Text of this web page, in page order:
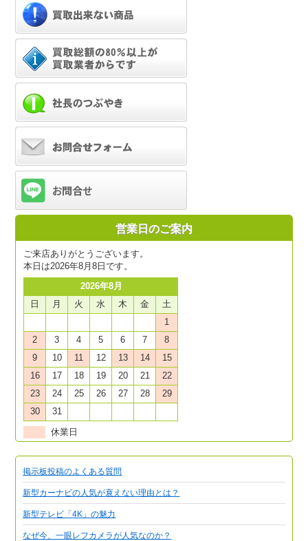
営業日のご案内
ご来店ありがとうございます。
本日は2026年8月8日です。
2026年8月
日
月 火 水 木 金
土
1
2
3 4 5 6 7
8
9
10 11 12 13 14
15
16
17 18 19 20 21
22
23
24 25 26 27 28
29
30
31
休業日
掲示板投稿のよくある質問
新型カーナビの人気が衰えない理由とは？
新型テレビ「4K」の魅力
なぜ今、一眼レフカメラが人気なのか？